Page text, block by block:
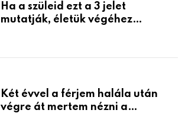
Ha a szüleid ezt a 3 jelet
mutatják, életük végéhez
Két évvel a férjem halála után
végre át mertem nézni a